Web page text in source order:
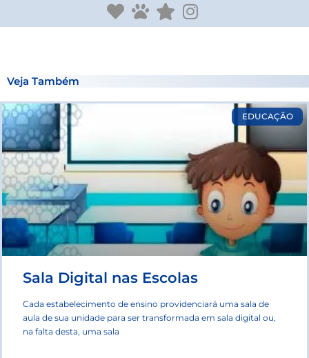
Veja Também
EDUCAÇÃO
Sala Digital nas Escolas
Cada estabelecimento de ensino providenciará uma sala de
aula de sua unidade para ser transformada em sala digital ou,
na falta desta, uma sala